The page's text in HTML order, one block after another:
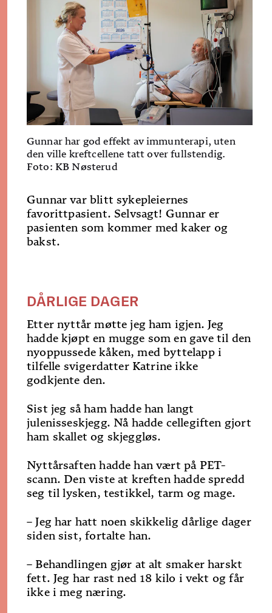
Gunnar har god effekt av immunterapi, uten
den ville kreftcellene tatt over fullstendig.
Foto: KB Nøsterud
Gunnar var blitt sykepleiernes
favorittpasient. Selvsagt! Gunnar er
pasienten som kommer med kaker og
bakst.
DÅRLIGE DAGER
Etter nyttår møtte jeg ham igjen. Jeg
hadde kjøpt en mugge som en gave til den
nyoppussede kåken, med byttelapp i
tilfelle svigerdatter Katrine ikke
godkjente den.
Sist jeg så ham hadde han langt
julenisseskjegg. Nå hadde cellegiften gjort
ham skallet og skjeggløs.
Nyttårsaften hadde han vært på PET-
scann. Den viste at kreften hadde spredd
seg til lysken, testikkel, tarm og mage.
– Jeg har hatt noen skikkelig dårlige dager
siden sist, fortalte han.
– Behandlingen gjør at alt smaker harskt
fett. Jeg har rast ned 18 kilo i vekt og får
ikke i meg næring.